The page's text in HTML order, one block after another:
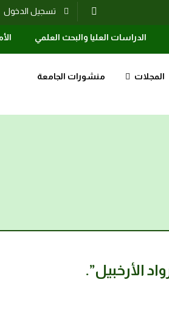
تسجيل الدخول
الدراسات العليا والبحث العلمي
المجلات منشورات الجامعة
الأرخبيل”.